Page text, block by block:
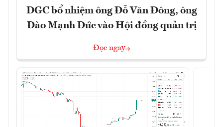
DGC bổ nhiệm ông Đỗ Văn Đông, ông
Đào Mạnh Đức vào Hội đồng quản trị
Đọc ngay